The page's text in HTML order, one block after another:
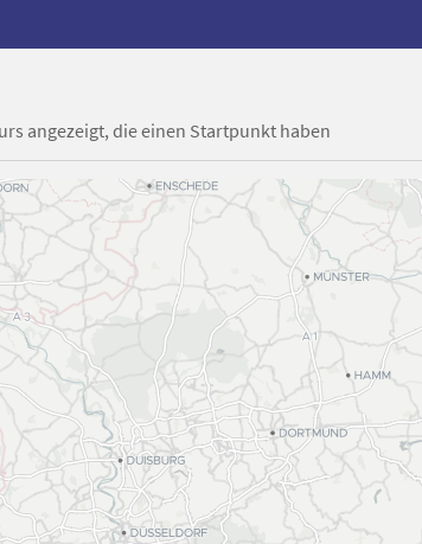
angezeigt, die einen Startpunkt haben